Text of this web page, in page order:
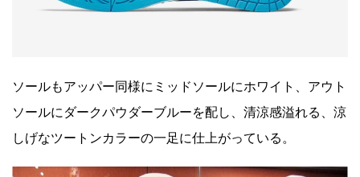
ソールもアッパー同様にミッドソールにホワイト、アウト
ソールにダークパウダーブルーを配し、清涼感溢れる、涼
しげなツートンカラーの一足に仕上がっている。